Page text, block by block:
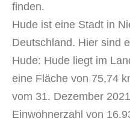
finden.
Hude ist eine Stadt in
Deutschland. Hier sind
Hude: Hude liegt im
eine Fläche von 75,74
vom 31. Dezember
Einwohnerzahl von